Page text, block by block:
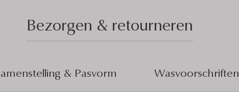
Bezorgen & retourneren
& Pasvorm Wasvoorschriften